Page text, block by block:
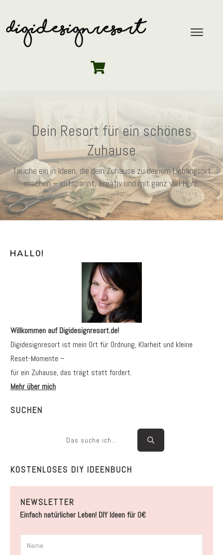
Dein Resort für ein schönes
Zuhause
Tauche ein in Ideen, die dein Zuhause zu deinem Lieblingsort
machen – entspannt, kreativ und mit ganz viel Herz.
HALL0!
Willkommen auf Digidesignresort.de!
Digidesignresort ist mein Ort für Ordnung, Klarheit und kleine
Reset-Momente –
für ein Zuhause, das trägt statt fordert.
Mehr über mich
SUCHEN
KOSTENLOSES DIY IDEENBUCH
NEWSLETTER
Einfach natürlicher Leben! DIY Ideen für 0€